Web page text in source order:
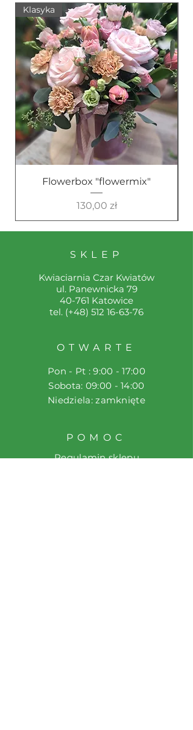
Klasyka
Flowerbox "flowermix"
Cena
130,00 zł
SKLEP
Kwiaciarnia Czar Kwiatów
ul. Panewnicka 79
40-761 Katowice
tel. (+48) 512 16-63-76
OTWARTE
Pon - Pt : 9:00 - 17:00
​​Sobota: 09:00 - 14:00
​Niedziela: zamknięte
POMOC
Regulamin sklepu